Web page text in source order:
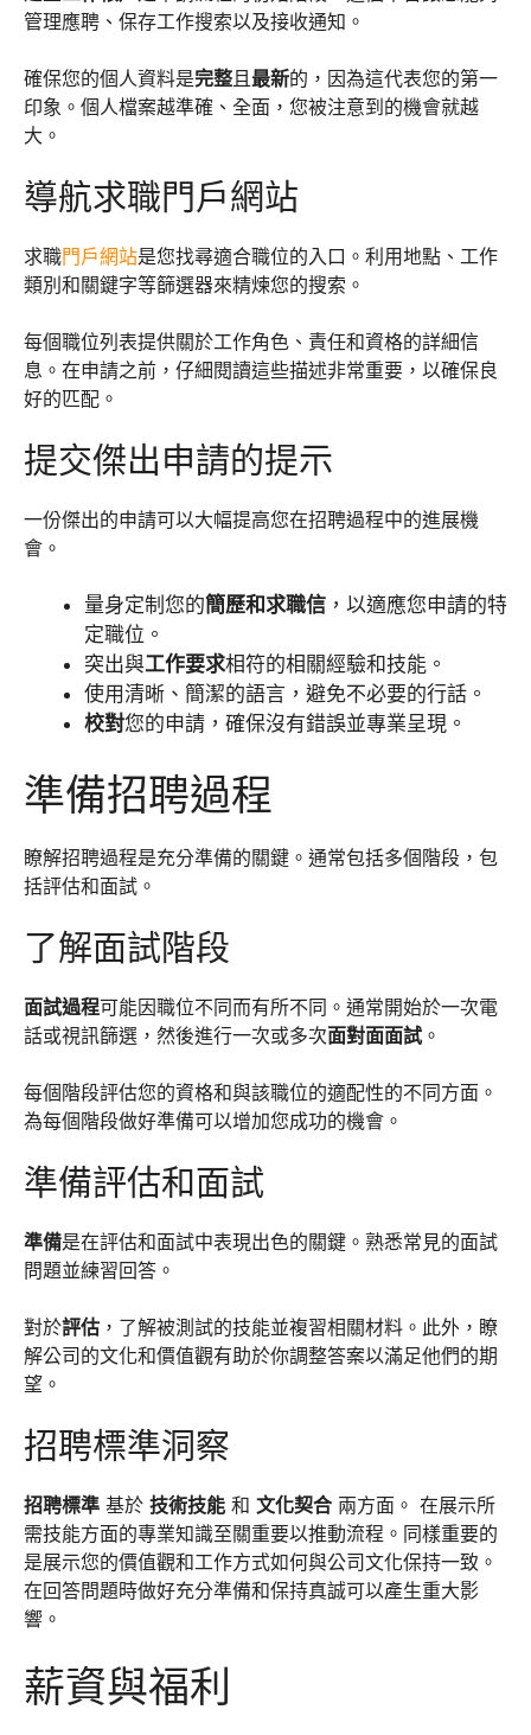
管理應聘、保存工作搜索以及接收通知。
確保您的個人資料是完整且最新的，因為這代表您的第一
印象。個人檔案越準確、全面，您被注意到的機會就越
大。
導航求職門戶網站
求職門戶網站是您找尋適合職位的入口。利用地點、工作
類別和關鍵字等篩選器來精煉您的搜索。
每個職位列表提供關於工作角色、責任和資格的詳細信
息。在申請之前，仔細閱讀這些描述非常重要，以確保良
好的匹配。
提交傑出申請的提示
一份傑出的申請可以大幅提高您在招聘過程中的進展機
會。
量身定制您的簡歷和求職信 ，以適應您申請的特
定職位。
突出與工作要求相符的相關經驗和技能。
使用清晰、簡潔的語言，避免不必要的行話。
校對您的申請，確保沒有錯誤並專業呈現。
準備招聘過程
瞭解招聘過程是充分準備的關鍵。通常包括多個階段，包
括評估和面試。
了解面試階段
面試過程可能因職位不同而有所不同。通常開始於一次電
話或視訊篩選，然後進行一次或多次面對面面試 。
每個階段評估您的資格和與該職位的適配性的不同方面。
為每個階段做好準備可以增加您成功的機會。
準備評估和面試
準備是在評估和面試中表現出色的關鍵。熟悉常見的面試
問題並練習回答。
對於評估 ，了解被測試的技能並複習相關材料。此外，瞭
解公司的文化和價值觀有助於你調整答案以滿足他們的期
望。
招聘標準洞察
招聘標準 基於 技術技能 和 文化契合 兩方面。 在展示所
需技能方面的專業知識至關重要以推動流程。同樣重要的
是展示您的價值觀和工作方式如何與公司文化保持一致。
在回答問題時做好充分準備和保持真誠可以產生重大影
響。
薪資與福利